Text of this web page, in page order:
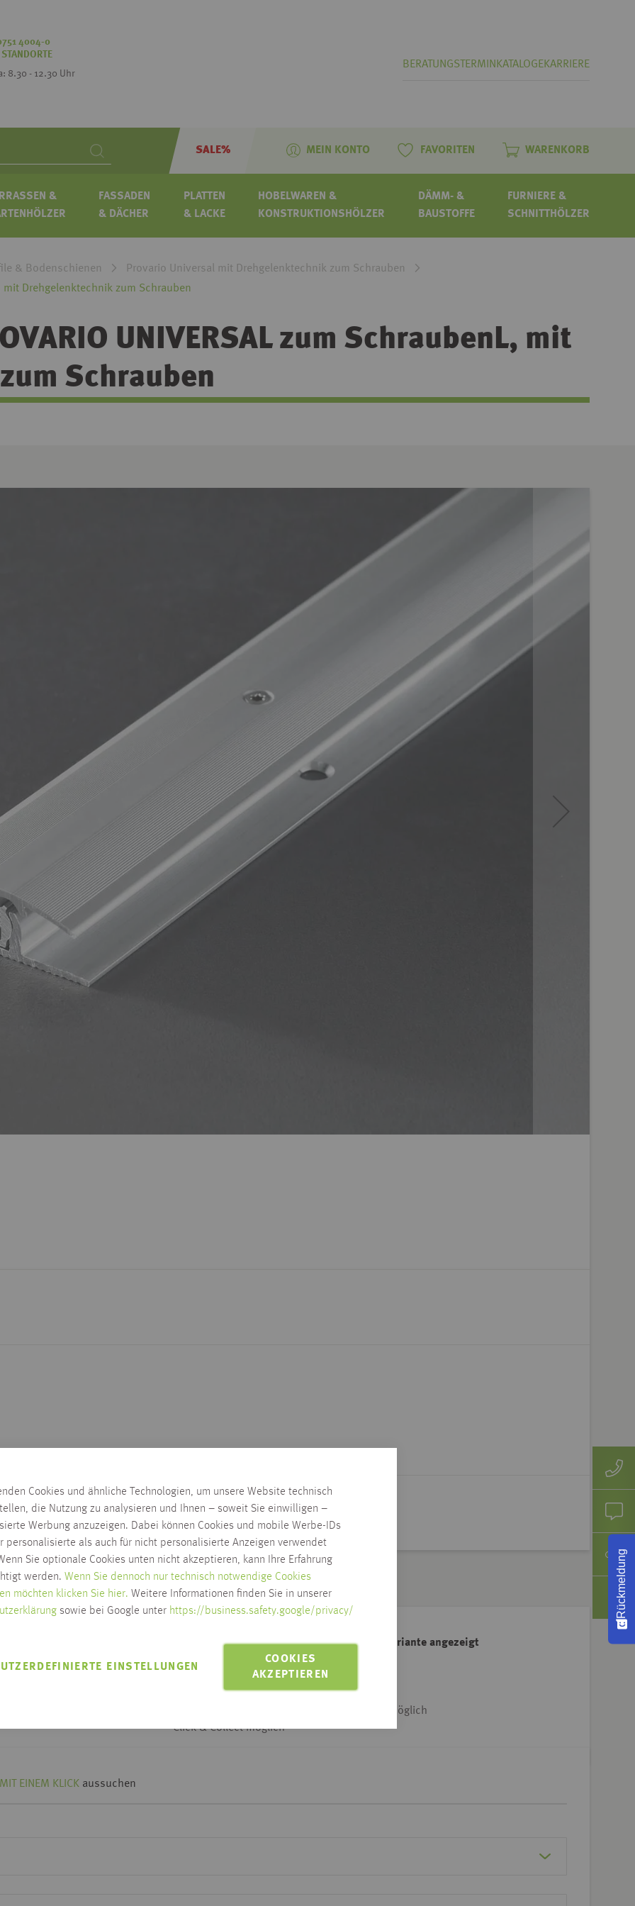
Cookies und ähnliche Technologien, um unsere Website technisch
die Nutzung zu analysieren und Ihnen – soweit Sie einwilligen –
Werbung anzuzeigen. Dabei können Cookies und mobile Werbe-IDs
personalisierte als auch für nicht personalisierte Anzeigen verwendet
Sie optionale Cookies unten nicht akzeptieren, kann Ihre Erfahrung
werden. Wenn Sie dennoch nur technisch notwendige Cookies
möchten klicken Sie hier. Weitere Informationen finden Sie in unserer
sowie bei Google unter https://business.safety.google/privacy/
COOKIES
AKZEPTIEREN
EINSTELLUNGEN
4004-0
STANDORTE
8.30 - 12.30 Uhr
BERATUNGSTERMIN KATALOGEKARRIERE
SALE% MEIN KONTO FAVORITEN WARENKORB
&
FASSADEN
& DÄCHER
PLATTEN
& LACKE
HOBELWAREN &
KONSTRUKTIONSHÖLZER
DÄMM- &
BAUSTOFFE
FURNIERE &
SCHNITTHÖLZER
& Bodenschienen
Provario Universal mit Drehgelenktechnik zum Schrauben
mit Drehgelenktechnik zum Schrauben
UNIVERSAL zum SchraubenL, mit
Schrauben
Lieferzeit wird nach Auswahl der Artikelvariante angezeigt
Zum Ändern der Lieferadresse bitte Adresse klicken
LIEFERN AN 88250
Lieferung innerhalb Habis-Gebiet & Dtl.-weit möglich
Click & Collect möglich
EINEM KLICK aussuchen
Rückmeldung